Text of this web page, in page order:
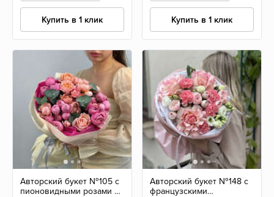
Купить в 1 клик Купить в 1 клик
Авторский букет №105 с
пионовидными розами и
Авторский букет №148 с
французскими